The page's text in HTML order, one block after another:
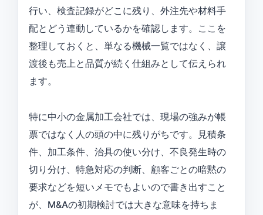
行い、検査記録がどこに残り、外注先や材料手
配とどう連動しているかを確認します。ここを
整理しておくと、単なる機械一覧ではなく、譲
渡後も売上と品質が続く仕組みとして伝えられ
ます。
特に中小の金属加工会社では、現場の強みが帳
票ではなく人の頭の中に残りがちです。見積条
件、加工条件、治具の使い分け、不良発生時の
切り分け、特急対応の判断、顧客ごとの暗黙の
要求などを短いメモでもよいので書き出すこと
が、M&Aの初期検討では大きな意味を持ちま